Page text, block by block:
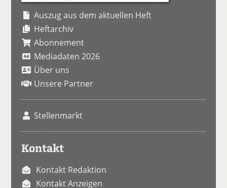
Auszug aus dem aktuellen Heft
Heftarchiv
Abonnement
Mediadaten 2026
Über uns
Unsere Partner
Stellenmarkt
Kontakt
Kontakt Redaktion
Kontakt Anzeigen